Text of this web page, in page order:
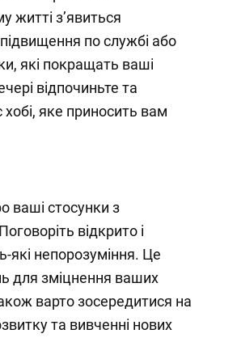
житті з’явиться
по службі або
які покращать ваші
відпочиньте та
хобі, яке приносить вам
ваші стосунки з
відкрито і
які непорозуміння. Це
для зміцнення ваших
варто зосередитися на
та вивченні нових